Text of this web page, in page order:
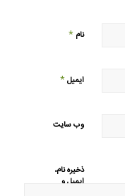
نام *
ایمیل*
وب‌ سایت
ذخیره نام،
ایمیل و